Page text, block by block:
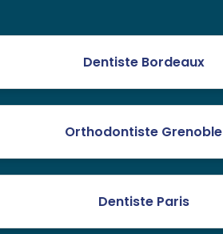
Dentiste Bordeaux
Orthodontiste Grenoble
Dentiste Paris